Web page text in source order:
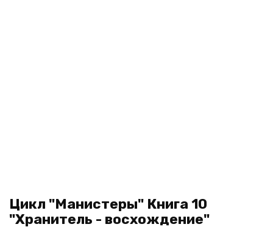
Цикл "Манистеры" Книга 10
"Хранитель - восхождение"